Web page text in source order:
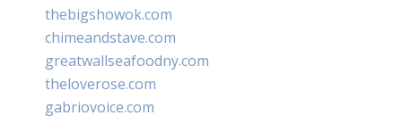
thebigshowok.com
chimeandstave.com
greatwallseafoodny.com
theloverose.com
gabriovoice.com